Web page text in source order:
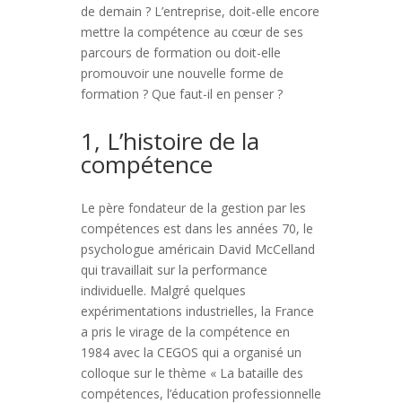
de demain ? L’entreprise, doit-elle encore
mettre la compétence au cœur de ses
parcours de formation ou doit-elle
promouvoir une nouvelle forme de
formation ? Que faut-il en penser ?
1, L’histoire de la
compétence
Le père fondateur de la gestion par les
compétences est dans les années 70, le
psychologue américain David McCelland
qui travaillait sur la performance
individuelle. Malgré quelques
expérimentations industrielles, la France
a pris le virage de la compétence en
1984 avec la CEGOS qui a organisé un
colloque sur le thème « La bataille des
compétences, l’éducation professionnelle